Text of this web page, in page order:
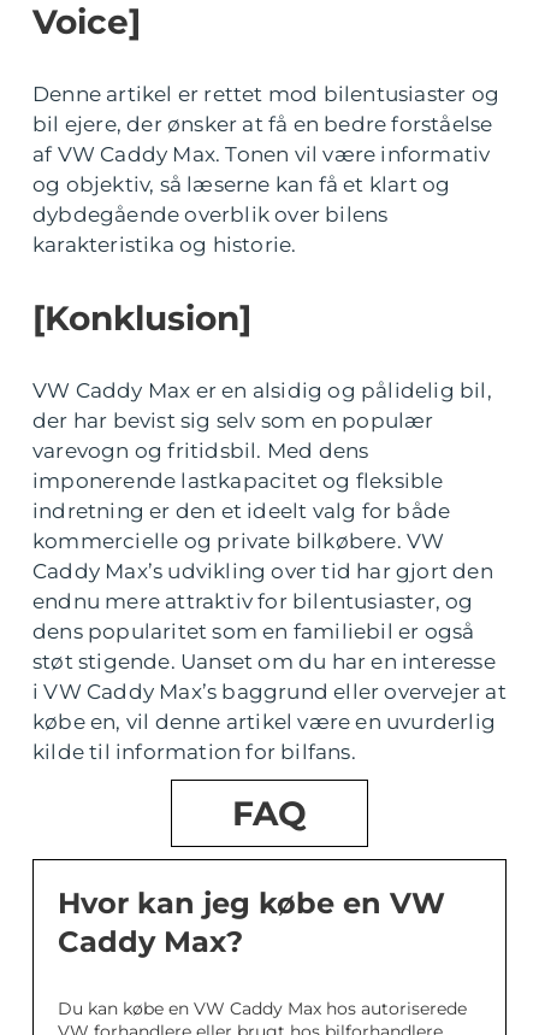
Voice]
Denne artikel er rettet mod bilentusiaster og
bil ejere, der ønsker at få en bedre forståelse
af VW Caddy Max. Tonen vil være informativ
og objektiv, så læserne kan få et klart og
dybdegående overblik over bilens
karakteristika og historie.
[Konklusion]
VW Caddy Max er en alsidig og pålidelig bil,
der har bevist sig selv som en populær
varevogn og fritidsbil. Med dens
imponerende lastkapacitet og fleksible
indretning er den et ideelt valg for både
kommercielle og private bilkøbere. VW
Caddy Max’s udvikling over tid har gjort den
endnu mere attraktiv for bilentusiaster, og
dens popularitet som en familiebil er også
støt stigende. Uanset om du har en interesse
i VW Caddy Max’s baggrund eller overvejer at
købe en, vil denne artikel være en uvurderlig
kilde til information for bilfans.
FAQ
Hvor kan jeg købe en VW
Caddy Max?
Du kan købe en VW Caddy Max hos autoriserede